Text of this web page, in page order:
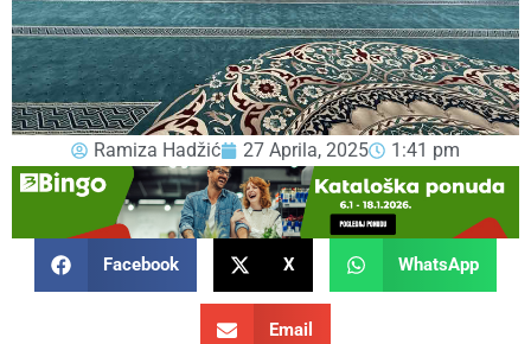
Ramiza Hadžić 27 Aprila, 2025 1:41 pm
Facebook X WhatsApp
Email